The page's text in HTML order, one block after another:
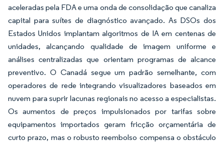
aceleradas pela FDA e uma onda de consolidação que canaliza
capital para suítes de diagnóstico avançado. As DSOs dos
Estados Unidos implantam algoritmos de IA em centenas de
unidades, alcançando qualidade de imagem uniforme e
análises centralizadas que orientam programas de alcance
preventivo. O Canadá segue um padrão semelhante, com
operadores de rede integrando visualizadores baseados em
nuvem para suprir lacunas regionais no acesso a especialistas.
Os aumentos de preços impulsionados por tarifas sobre
equipamentos importados geram fricção orçamentária de
curto prazo, mas o robusto reembolso compensa o obstáculo